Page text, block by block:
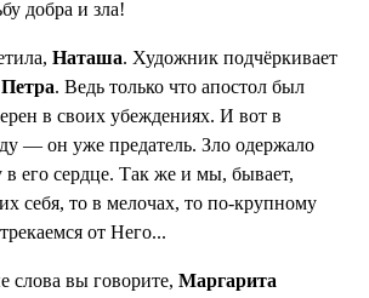
добра и зла!
Наташа. Художник подчёркивает
Петра. Ведь только что апостол был
в своих убеждениях. И вот в
— он уже предатель. Зло одержало
его сердце. Так же и мы, бывает,
себя, то в мелочах, то по-крупному
от Него...
вы говорите, Маргарита